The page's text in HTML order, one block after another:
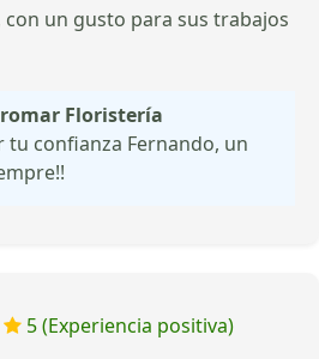
un gusto para sus trabajos
Floristería
tu confianza Fernando, un
5 (Experiencia positiva)